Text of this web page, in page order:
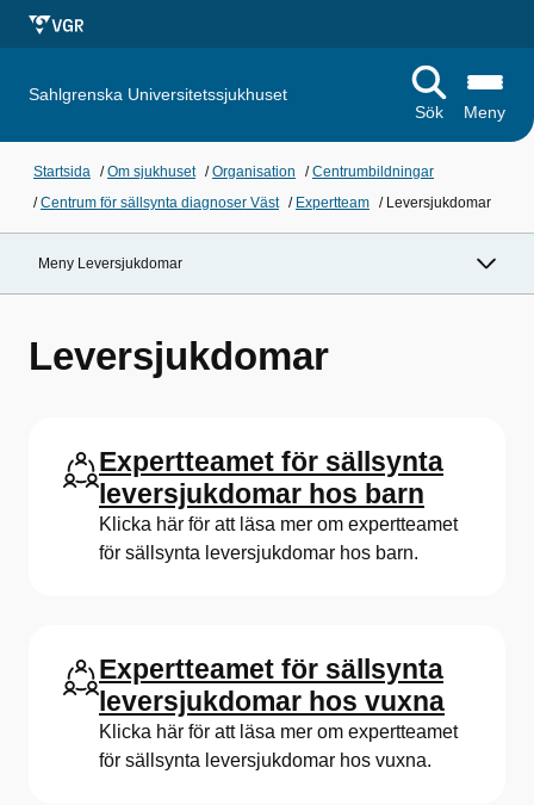
Sahlgrenska Universitetssjukhuset
Sök
Meny
Startsida /Om sjukhuset /Organisation /Centrumbildningar
/Centrum för sällsynta diagnoser Väst / Expertteam / Leversjukdomar
Meny Leversjukdomar
Leversjukdomar
Expertteamet för sällsynta
leversjukdomar hos barn
Klicka här för att läsa mer om expertteamet
för sällsynta leversjukdomar hos barn.
Expertteamet för sällsynta
leversjukdomar hos vuxna
Klicka här för att läsa mer om expertteamet
för sällsynta leversjukdomar hos vuxna.